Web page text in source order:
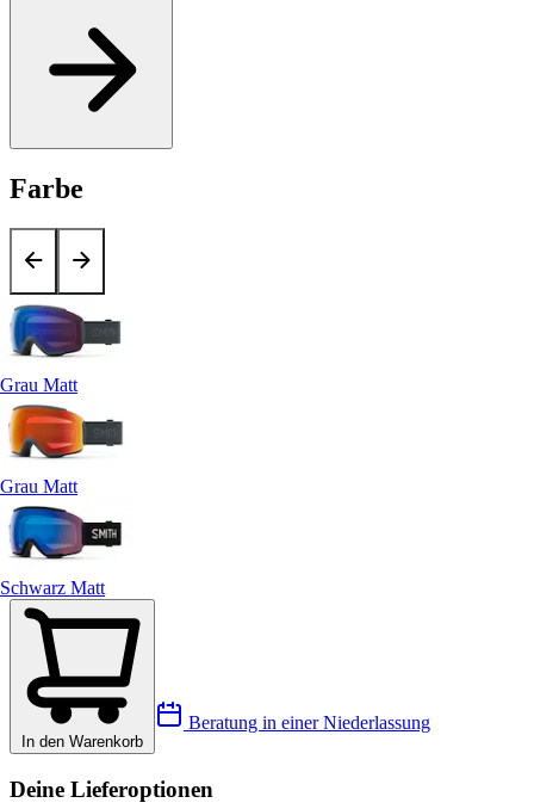
Farbe
Grau Matt
Grau Matt
Schwarz Matt
In den Warenkorb
Beratung in einer Niederlassung
Deine Lieferoptionen